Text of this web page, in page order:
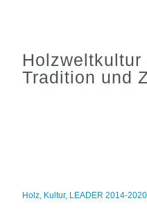
Tradition und
Holz, Kultur, LEADER 2014-2020